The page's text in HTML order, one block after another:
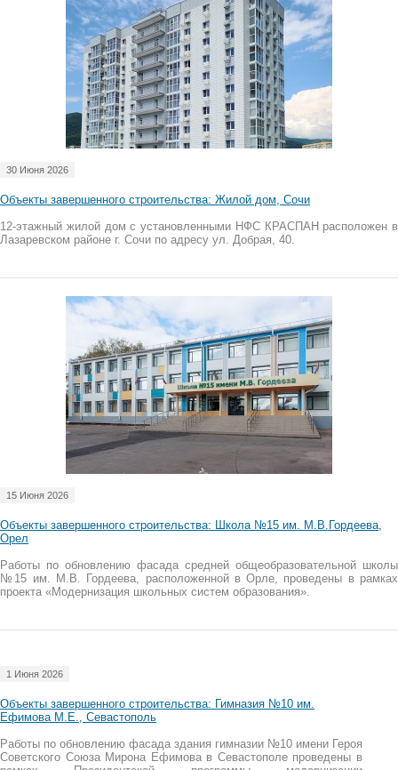
30 Июня 2026
Объекты завершенного строительства: Жилой дом, Сочи
12-этажный жилой дом с установленными НФС КРАСПАН расположен в
Лазаревском районе г. Сочи по адресу ул. Добрая, 40.
15 Июня 2026
Объекты завершенного строительства: Школа №15 им. М.В.Гордеева,
Орел
Работы по обновлению фасада средней общеобразовательной школы
№15 им. М.В. Гордеева, расположенной в Орле, проведены в рамках
проекта «Модернизация школьных систем образования».
1 Июня 2026
Объекты завершенного строительства: Гимназия №10 им.
Ефимова М.Е., Севастополь
Работы по обновлению фасада здания гимназии №10 имени Героя
Советского Союза Мирона Ефимова в Севастополе проведены в